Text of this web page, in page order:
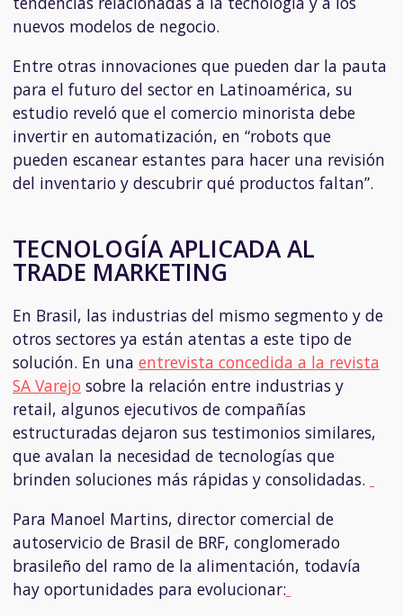
nuevos modelos de negocio.
Entre otras innovaciones que pueden dar la pauta
para el futuro del sector en Latinoamérica, su
estudio reveló que el comercio minorista debe
invertir en automatización, en “robots que
pueden escanear estantes para hacer una revisión
del inventario y descubrir qué productos faltan”.
TECNOLOGÍA APLICADA AL
TRADE MARKETING
En Brasil, las industrias del mismo segmento y de
otros sectores ya están atentas a este tipo de
solución. En una entrevista concedida a la revista
SA Varejo sobre la relación entre industrias y
retail, algunos ejecutivos de compañías
estructuradas dejaron sus testimonios similares,
que avalan la necesidad de tecnologías que
brinden soluciones más rápidas y consolidadas.
Para Manoel Martins, director comercial de
autoservicio de Brasil de BRF, conglomerado
brasileño del ramo de la alimentación, todavía
hay oportunidades para evolucionar: